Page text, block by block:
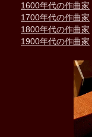
1600年代の作曲家
1700年代の作曲家
1800年代の作曲家
1900年代の作曲家